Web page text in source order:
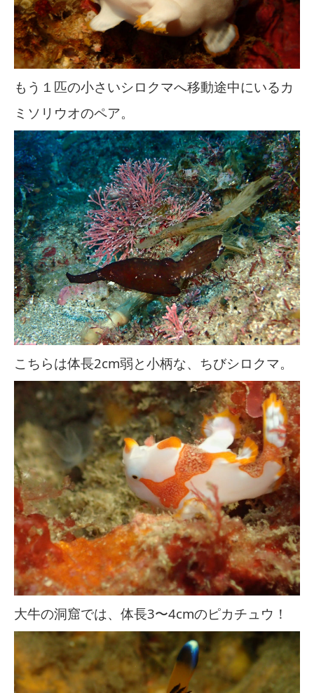
もう１匹の小さいシロクマへ移動途中にいるカ
ミソリウオのペア。
こちらは体長2cm弱と小柄な、ちびシロクマ。
大牛の洞窟では、体長3〜4cmのピカチュウ！